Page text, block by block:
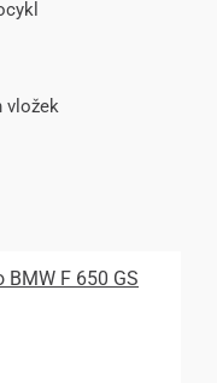
vložek
BMW F 650 GS